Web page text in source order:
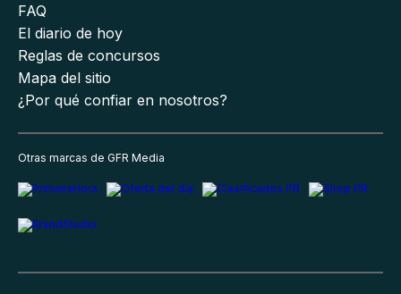
FAQ
El diario de hoy
Reglas de concursos
Mapa del sitio
¿Por qué confiar en nosotros?
Otras marcas de GFR Media